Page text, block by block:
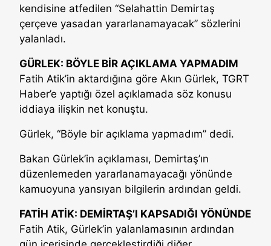
kendisine atfedilen “Selahattin Demirtaş
çerçeve yasadan yararlanamayacak” sözlerini
yalanladı.
GÜRLEK: BÖYLE BİR AÇIKLAMA YAPMADIM
Fatih Atik’in aktardığına göre Akın Gürlek, TGRT
Haber’e yaptığı özel açıklamada söz konusu
iddiaya ilişkin net konuştu.
Gürlek, “Böyle bir açıklama yapmadım” dedi.
Bakan Gürlek’in açıklaması, Demirtaş’ın
düzenlemeden yararlanamayacağı yönünde
kamuoyuna yansıyan bilgilerin ardından geldi.
FATİH ATİK: DEMİRTAŞ’I KAPSADIĞI YÖNÜNDE
Fatih Atik, Gürlek’in yalanlamasının ardından